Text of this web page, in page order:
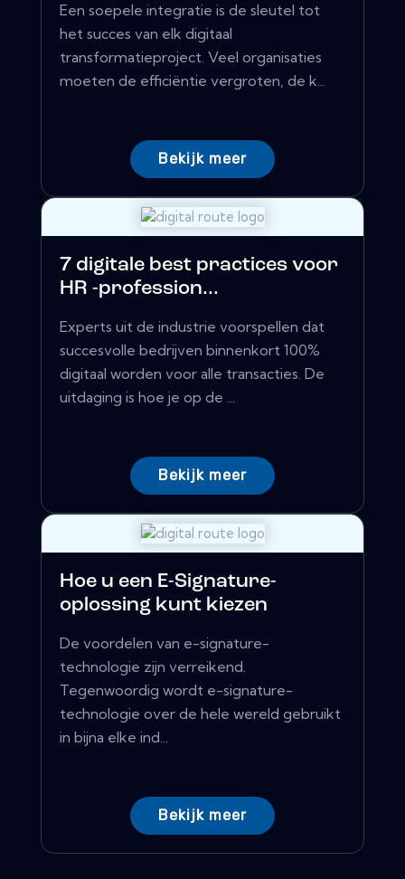
Een soepele integratie is de sleutel tot
het succes van elk digitaal
transformatieproject. Veel organisaties
moeten de efficiëntie vergroten, de k...
Bekijk meer
7 digitale best practices voor
HR -profession...
Experts uit de industrie voorspellen dat
succesvolle bedrijven binnenkort 100%
digitaal worden voor alle transacties. De
uitdaging is hoe je op de ...
Bekijk meer
Hoe u een E-Signature-
oplossing kunt kiezen
De voordelen van e-signature-
technologie zijn verreikend.
Tegenwoordig wordt e-signature-
technologie over de hele wereld gebruikt
in bijna elke ind...
Bekijk meer